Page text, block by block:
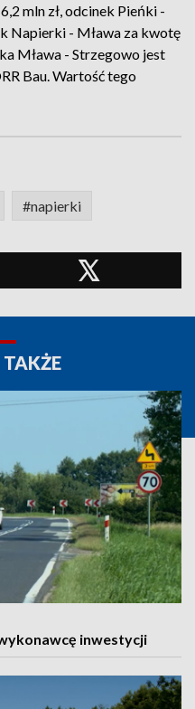
mln zł, odcinek Pieńki -
Napierki - Mława za kwotę
Mława - Strzegowo jest
Bau. Wartość tego
#napierki
inwestycji